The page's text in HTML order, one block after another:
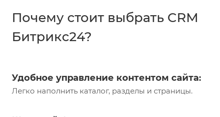
Почему стоит выбрать CRM
Битрикс24?
Удобное управление контентом сайта:
Легко наполнить каталог, разделы и страницы.